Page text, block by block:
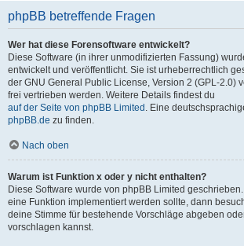
phpBB betreffende Fragen
Wer hat diese Forensoftware entwickelt?
Diese Software (in ihrer unmodifizierten Fassung)
entwickelt und veröffentlicht. Sie ist urheberrechtlich
der GNU General Public License, Version 2 (GPL-2.0)
frei vertrieben werden. Weitere Details findest du
auf der Seite von phpBB Limited . Eine
phpBB.de zu finden.
Nach oben
Warum ist Funktion x oder y nicht enthalten?
Diese Software wurde von phpBB Limited
eine Funktion implementiert werden sollte, dann
deine Stimme für bestehende Vorschläge abgeben
vorschlagen kannst.